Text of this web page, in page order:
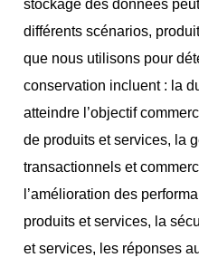
stockage des données
différents scénarios,
que nous utilisons pour
conservation incluent : la
atteindre l’objectif
de produits et services, la
transactionnels et
l’amélioration des
produits et services, la
et services, les réponses